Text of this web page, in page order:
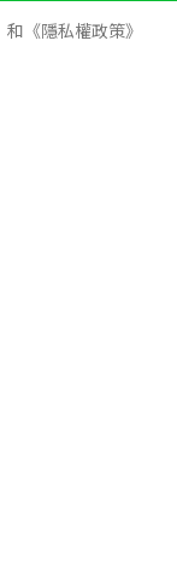
《隱私權政策》